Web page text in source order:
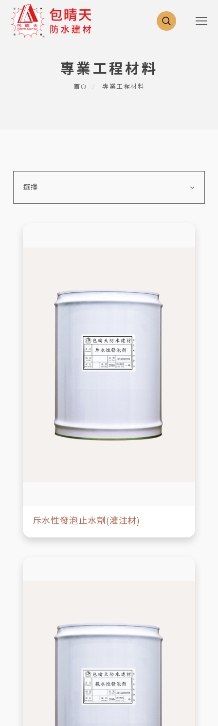
專業工程材料
首頁 專業工程材料
選擇
斥水性發泡止水劑(灌注材)